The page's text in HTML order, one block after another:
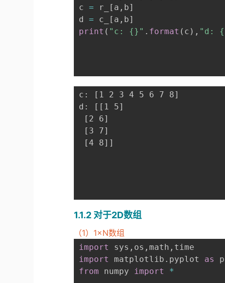
c = r_ [ a , b]
d = c_ [ a , b]
print ( "c: {}" . format ( c ) , "d:
c: [1 2 3 4 5 6 7 8]
d: [[1 5]
[2 6]
[3 7]
[4 8]]
1.1.2 对于2D数组
（1）1×N数组
import sys , os , math ,
import
matplotlib . pyplot as
from numpy import *